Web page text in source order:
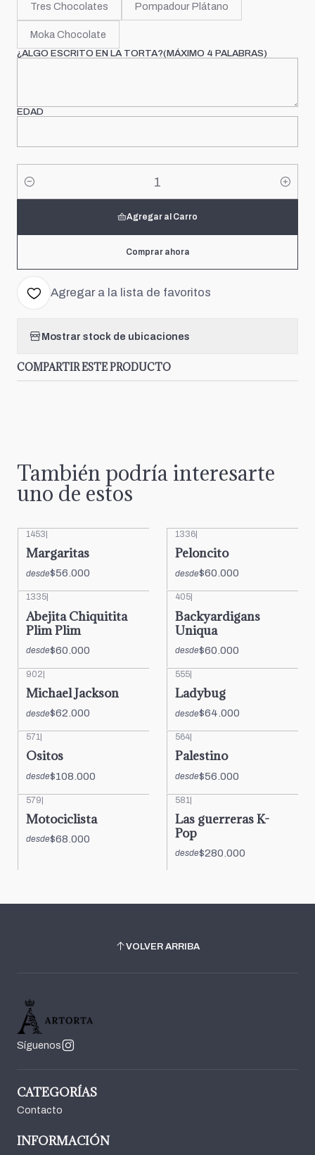
Tres Chocolates Pompadour Plátano
Moka Chocolate
¿ALGO ESCRITO EN LA TORTA?(MÁXIMO 4 PALABRAS)
EDAD
Cantidad
Agregar al Carro
Comprar ahora
Agregar a la lista de favoritos
Mostrar stock de ubicaciones
COMPARTIR ESTE PRODUCTO
También podría interesarte
uno de estos
1453
Margaritas
desde$56.000
1336
Peloncito
desde$60.000
1335
Abejita Chiquitita
Plim Plim
desde$60.000
405
Backyardigans
Uniqua
desde$60.000
902|
Michael Jackson
desde$62.000
555|
Ladybug
desde$64.000
571
Ositos
desde$108.000
564
Palestino
desde$56.000
579|
Motociclista
desde$68.000
581 |
Las guerreras K-
Pop
desde$280.000
VOLVER ARRIBA
Síguenos
CATEGORÍAS
Contacto
INFORMACIÓN